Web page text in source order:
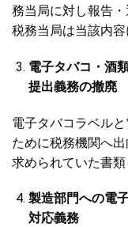
務当局に対し報告
税務当局は当該内
電子タバコ・酒
提出義務の撤廃
電子タバコラベル
ために税務機関へ
求められていた書類
製造部門への電
対応義務